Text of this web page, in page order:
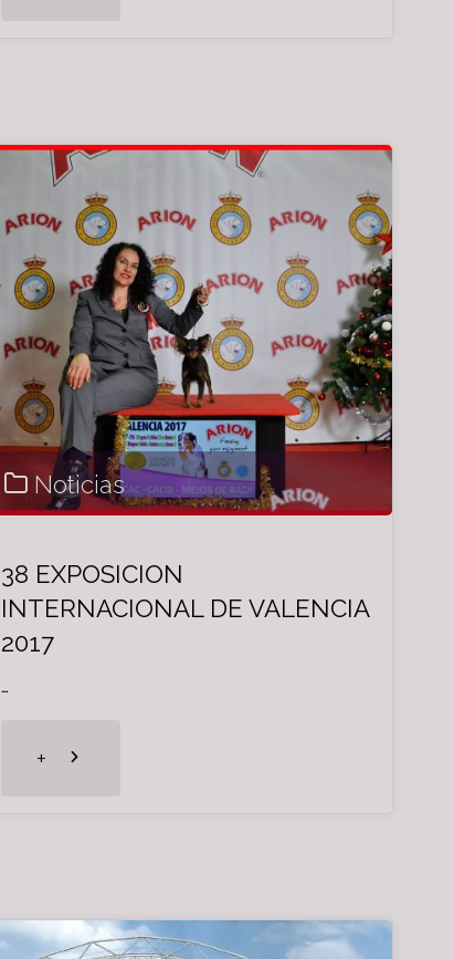
PERPIGNAN
(FRANCIA)
??
27/01/2018"
Noticias
38 EXPOSICION
INTERNACIONAL DE VALENCIA
2017
…
+ "38